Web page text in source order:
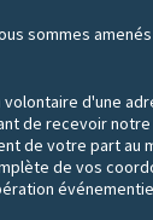
sommes
d'une
de recevoir
de votre part au
de vos